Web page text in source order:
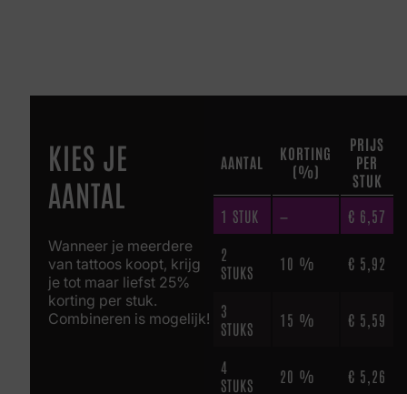
KIES JE
AANTAL
Wanneer je meerdere
van tattoos koopt, krijg
je tot maar liefst 25%
korting per stuk.
Combineren is mogelijk!
AANTAL
KORTING
(%)
PRIJS
PER
STUK
1 STUK — € 6,57
2
STUKS
10 % € 5,92
3
STUKS
15 % € 5,59
4
STUKS
20 % € 5,26